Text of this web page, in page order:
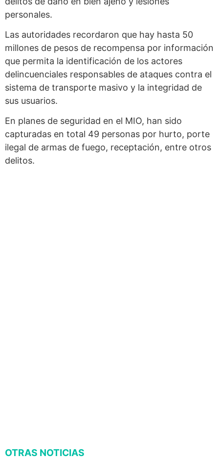
personales.
Las autoridades recordaron que hay hasta 50
millones de pesos de recompensa por información
que permita la identificación de los actores
delincuenciales responsables de ataques contra el
sistema de transporte masivo y la integridad de
sus usuarios.
En planes de seguridad en el MIO, han sido
capturadas en total 49 personas por hurto, porte
ilegal de armas de fuego, receptación, entre otros
delitos.
OTRAS NOTICIAS